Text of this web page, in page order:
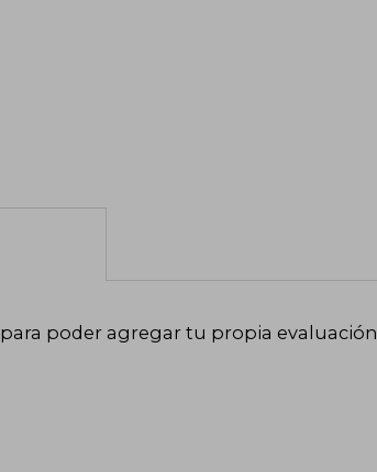
para poder agregar tu propia evaluación